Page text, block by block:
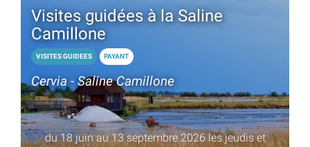
Visites guidées à la Saline
Camillone
VISITES GUIDEES PAYANT
Cervia - Saline Camillone
du 18 juin au 13 septembre 2026 les jeudis et